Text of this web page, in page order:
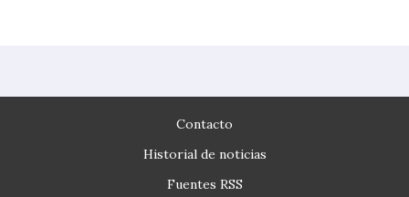
Contacto
Historial de noticias
Fuentes RSS